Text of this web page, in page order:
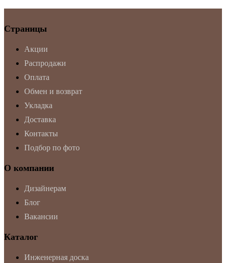
Страницы
Акции
Распродажи
Оплата
Обмен и возврат
Укладка
Доставка
Контакты
Подбор по фото
О компании
Дизайнерам
Блог
Вакансии
Каталог
Инженерная доска